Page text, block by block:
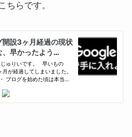
ちらです。